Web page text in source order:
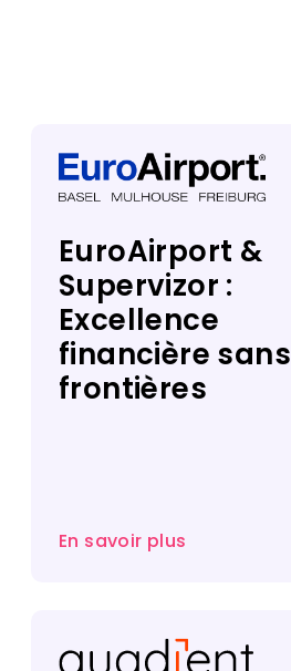
EuroAirport &
Supervizor :
Excellence
financière sans
frontières
En savoir plus